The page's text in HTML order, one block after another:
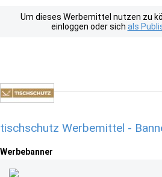
Um dieses Werbemittel nutzen zu
einloggen oder sich als
tischschutz Werbemittel -
Werbebanner